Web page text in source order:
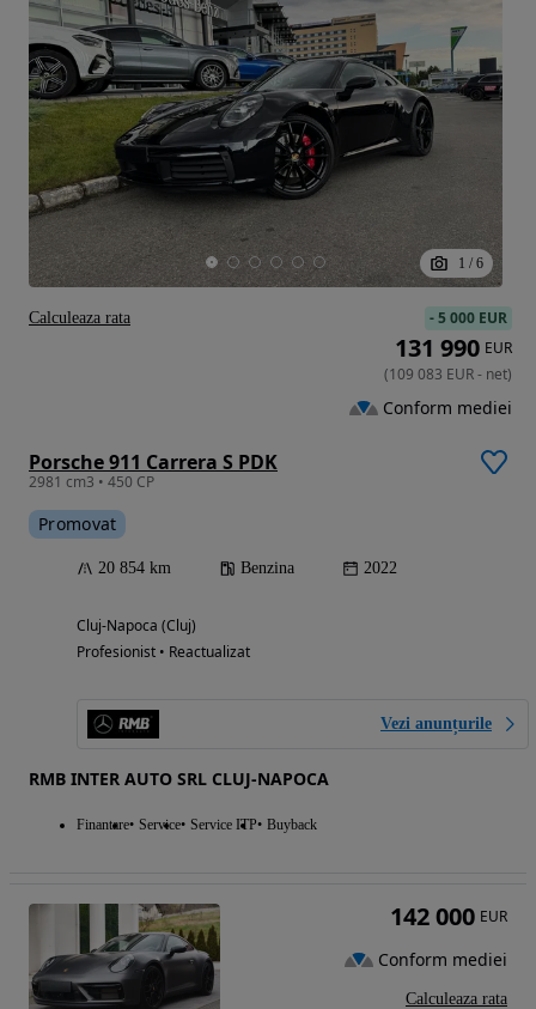
1 / 6
Porsche 911 Carrera S PDK
2981 cm3 • 450 CP
Promovat
20 854 km Benzina 2022
Cluj-Napoca (Cluj)
Profesionist • Reactualizat
Vezi anunțurile
RMB INTER AUTO SRL CLUJ-NAPOCA
Finantare Service Service ITP Buyback
-5 000 EUR
131 990 EUR
(109 083 EUR- net)
Conform mediei
Calculeaza rata
142 000 EUR
Conform mediei
Calculeaza rata